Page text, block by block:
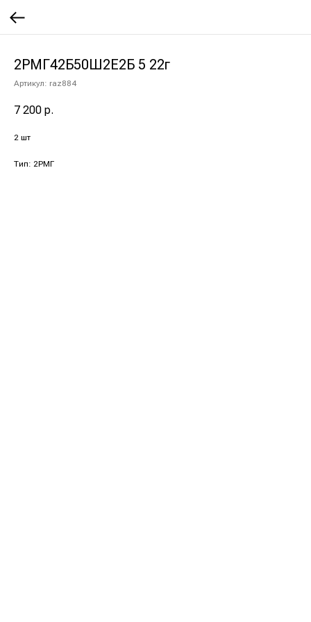
2РМГ42Б50Ш2Е2Б 5 22г
Артикул: raz884
7 200 р.
2 шт
Тип: 2РМГ